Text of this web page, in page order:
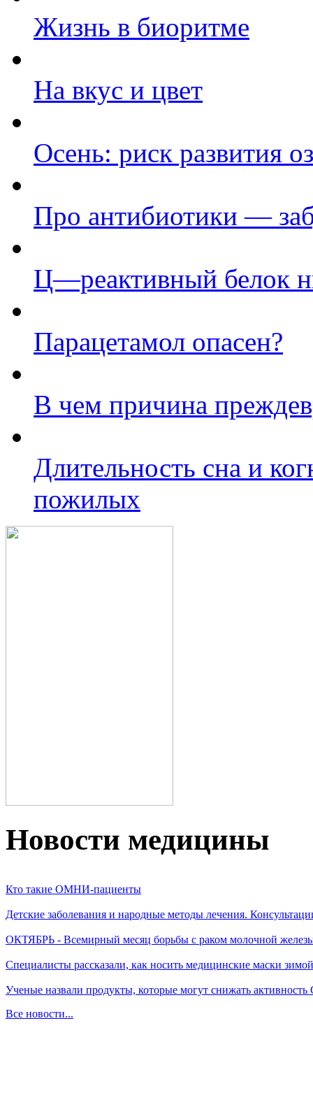
Жизнь в биоритме
На вкус и цвет
Осень: риск развития
Про антибиотики —
Ц—реактивный белок
Парацетамол опасен?
В чем причина
Длительность сна и
пожилых
Новости медицины
Кто такие ОМНИ-пациенты
Детские заболевания и народные методы лечения.
ОКТЯБРЬ - Всемирный месяц борьбы с раком молочной
Специалисты рассказали, как носить медицинские маски зимой
Ученые назвали продукты, которые могут снижать
Все новости...